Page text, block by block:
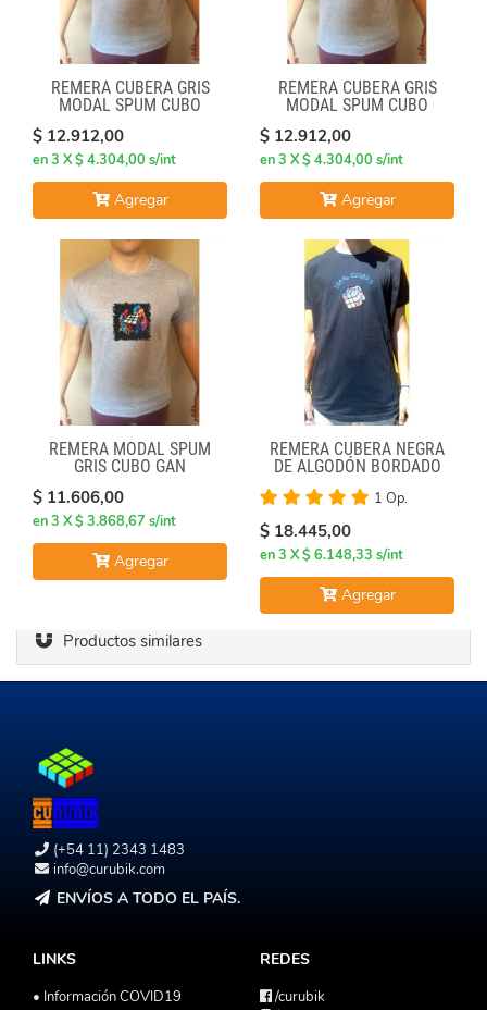
REMERA CUBERA GRIS
MODAL SPUM CUBO
$ 12.912,00
en 3 X $ 4.304,00 s/int
Agregar
REMERA CUBERA GRIS
MODAL SPUM CUBO
$ 12.912,00
en 3 X $ 4.304,00 s/int
Agregar
REMERA MODAL SPUM
GRIS CUBO GAN
$ 11.606,00
en 3 X $ 3.868,67 s/int
Agregar
REMERA CUBERA NEGRA
DE ALGODÓN BORDADO
1 Op.
$ 18.445,00
en 3 X $ 6.148,33 s/int
Agregar
Productos similares
(+54 11) 2343 1483
info@curubik.com
ENVÍOS A TODO EL PAÍS.
LINKS
• Información COVID19
REDES
/curubik